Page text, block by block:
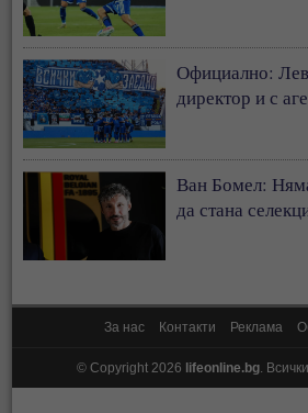
Официално:
директор и с
Ван Бомел:
да стана
За нас Контакти Реклама
© Copyright 2026 lifeonline.bg.